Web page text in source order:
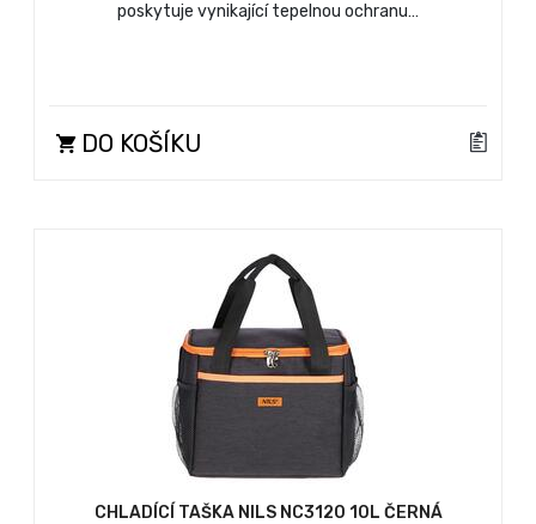
poskytuje vynikající tepelnou ochranu…
DO KOŠÍKU
CHLADÍCÍ TAŠKA NILS NC3120 10L ČERNÁ